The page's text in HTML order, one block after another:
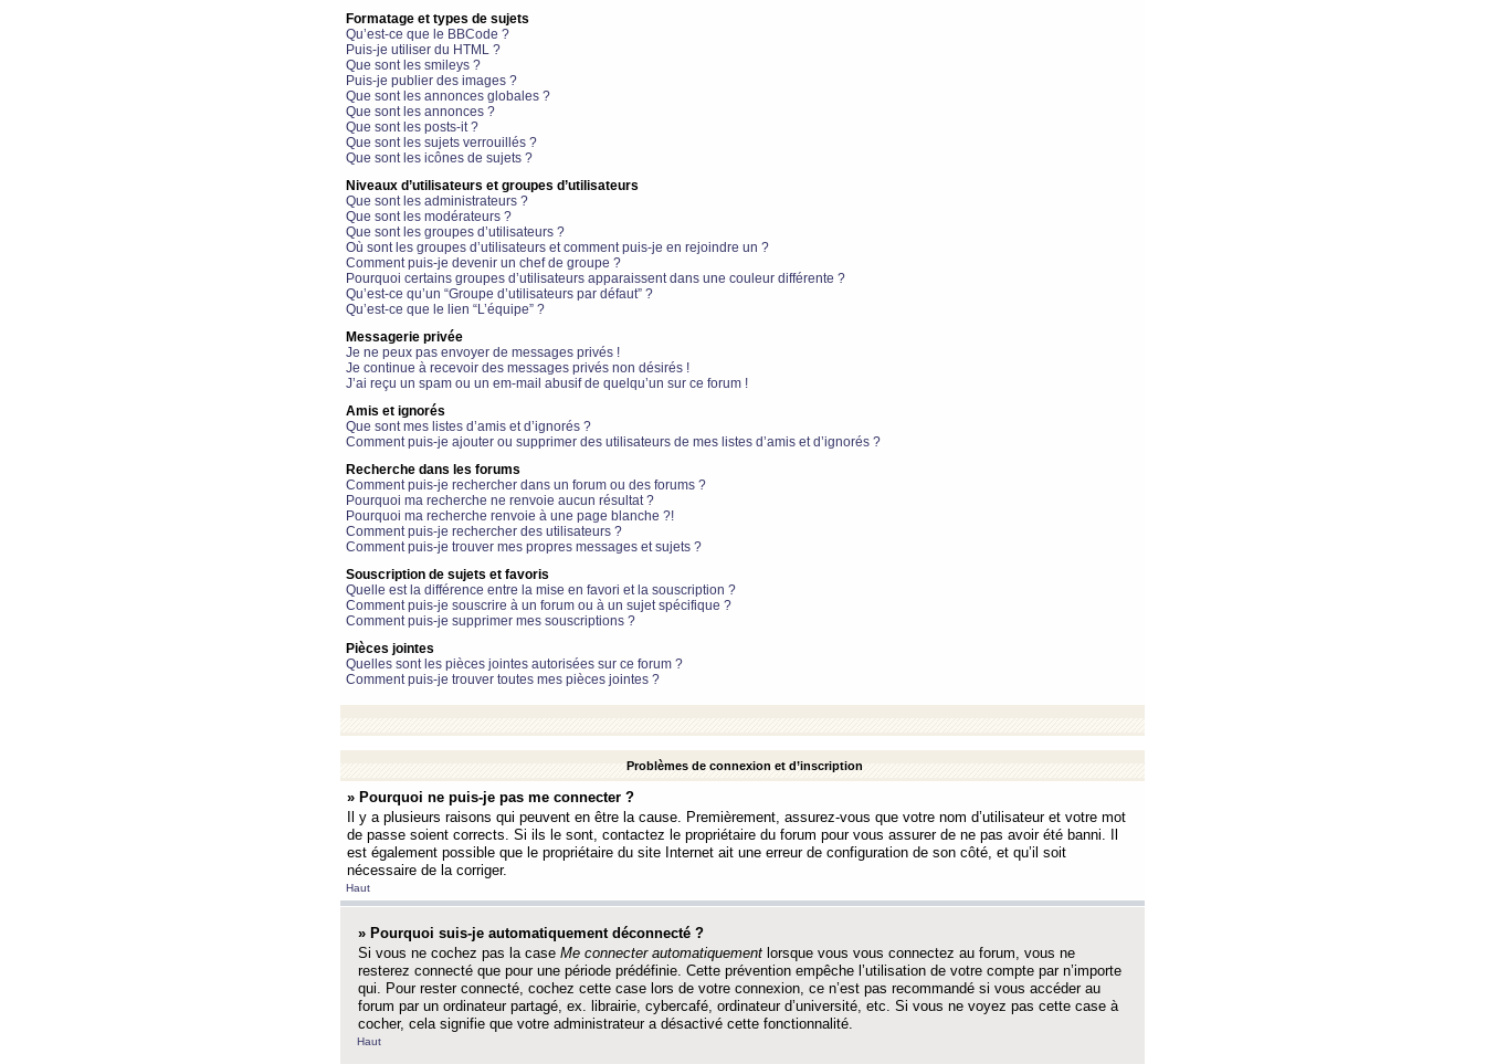
Formatage et types de sujets
Qu’est-ce que le BBCode ?
Puis-je utiliser du HTML ?
Que sont les smileys ?
Puis-je publier des images ?
Que sont les annonces globales ?
Que sont les annonces ?
Que sont les posts-it ?
Que sont les sujets verrouillés ?
Que sont les icônes de sujets ?
Niveaux d’utilisateurs et groupes d’utilisateurs
Que sont les administrateurs ?
Que sont les modérateurs ?
Que sont les groupes d’utilisateurs ?
Où sont les groupes d’utilisateurs et comment puis-je en rejoindre un ?
Comment puis-je devenir un chef de groupe ?
Pourquoi certains groupes d’utilisateurs apparaissent dans une couleur différente ?
Qu’est-ce qu’un “Groupe d’utilisateurs par défaut” ?
Qu’est-ce que le lien “L’équipe” ?
Messagerie privée
Je ne peux pas envoyer de messages privés !
Je continue à recevoir des messages privés non désirés !
J’ai reçu un spam ou un em-mail abusif de quelqu’un sur ce forum !
Amis et ignorés
Que sont mes listes d’amis et d’ignorés ?
Comment puis-je ajouter ou supprimer des utilisateurs de mes listes d’amis et d’ignorés ?
Recherche dans les forums
Comment puis-je rechercher dans un forum ou des forums ?
Pourquoi ma recherche ne renvoie aucun résultat ?
Pourquoi ma recherche renvoie à une page blanche ?!
Comment puis-je rechercher des utilisateurs ?
Comment puis-je trouver mes propres messages et sujets ?
Souscription de sujets et favoris
Quelle est la différence entre la mise en favori et la souscription ?
Comment puis-je souscrire à un forum ou à un sujet spécifique ?
Comment puis-je supprimer mes souscriptions ?
Pièces jointes
Quelles sont les pièces jointes autorisées sur ce forum ?
Comment puis-je trouver toutes mes pièces jointes ?
Problèmes de connexion et d’inscription
» Pourquoi ne puis-je pas me connecter ?
Il y a plusieurs raisons qui peuvent en être la cause. Premièrement, assurez-vous que votre nom d’utilisateur et votre mot
de passe soient corrects. Si ils le sont, contactez le propriétaire du forum pour vous assurer de ne pas avoir été banni. Il
est également possible que le propriétaire du site Internet ait une erreur de configuration de son côté, et qu’il soit
nécessaire de la corriger.
Haut
» Pourquoi suis-je automatiquement déconnecté ?
Si vous ne cochez pas la case Me connecter automatiquement lorsque vous vous connectez au forum, vous ne
resterez connecté que pour une période prédéfinie. Cette prévention empêche l’utilisation de votre compte par n’importe
qui. Pour rester connecté, cochez cette case lors de votre connexion, ce n’est pas recommandé si vous accéder au
forum par un ordinateur partagé, ex. librairie, cybercafé, ordinateur d’université, etc. Si vous ne voyez pas cette case à
cocher, cela signifie que votre administrateur a désactivé cette fonctionnalité.
Haut